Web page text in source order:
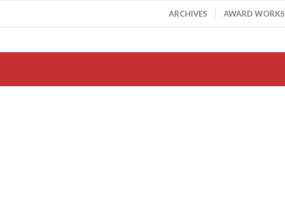
ARCHIVES AWARD WORKS